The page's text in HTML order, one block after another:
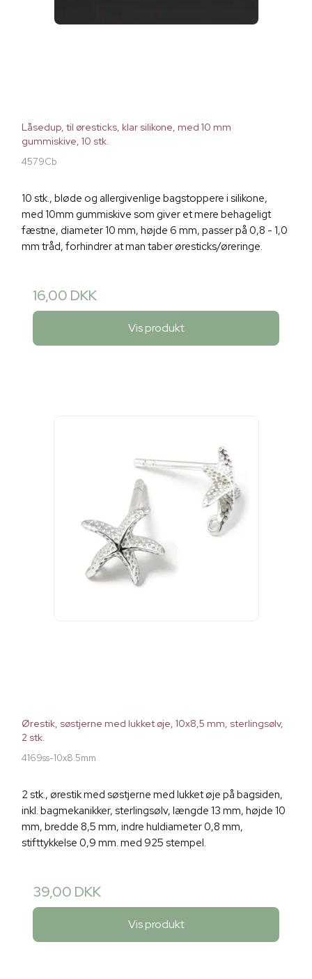
Låsedup, til øresticks, klar silikone, med 10 mm
gummiskive, 10 stk.
4579Cb
10 stk., bløde og allergivenlige bagstoppere i silikone,
med 10mm gummiskive som giver et mere behageligt
fæstne, diameter 10 mm, højde 6 mm, passer på 0,8 - 1,0
mm tråd, forhindrer at man taber øresticks/øreringe.
16,00 DKK
Vis produkt
Ørestik, søstjerne med lukket øje, 10x8,5 mm, sterlingsølv,
2 stk.
4169ss-10x8.5mm
2 stk., ørestik med søstjerne med lukket øje på bagsiden,
inkl. bagmekanikker, sterlingsølv, længde 13 mm, højde 10
mm, bredde 8,5 mm, indre huldiameter 0,8 mm,
stifttykkelse 0,9 mm. med 925 stempel.
39,00 DKK
Vis produkt